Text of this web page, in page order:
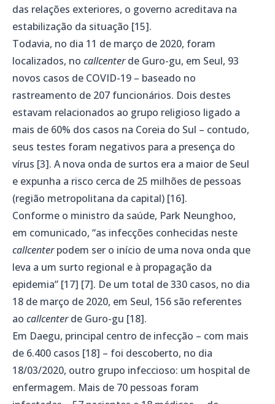
das relações exteriores, o governo acreditava na
estabilização da situação [15].
Todavia, no dia 11 de março de 2020, foram
localizados, no callcenterde Guro-gu, em Seul, 93
novos casos de COVID-19 – baseado no
rastreamento de 207 funcionários. Dois destes
estavam relacionados ao grupo religioso ligado a
mais de 60% dos casos na Coreia do Sul – contudo,
seus testes foram negativos para a presença do
vírus [3]. A nova onda de surtos era a maior de Seul
e expunha a risco cerca de 25 milhões de pessoas
(região metropolitana da capital) [16].
Conforme o ministro da saúde, Park Neunghoo,
em comunicado, “as infecções conhecidas neste
callcenterpodem ser o início de uma nova onda que
leva a um surto regional e à propagação da
epidemia” [17] [7]. De um total de 330 casos, no dia
18 de março de 2020, em Seul, 156 são referentes
ao callcenterde Guro-gu [18].
Em Daegu, principal centro de infecção – com mais
de 6.400 casos [18] – foi descoberto, no dia
18/03/2020, outro grupo infeccioso: um hospital de
enfermagem. Mais de 70 pessoas foram